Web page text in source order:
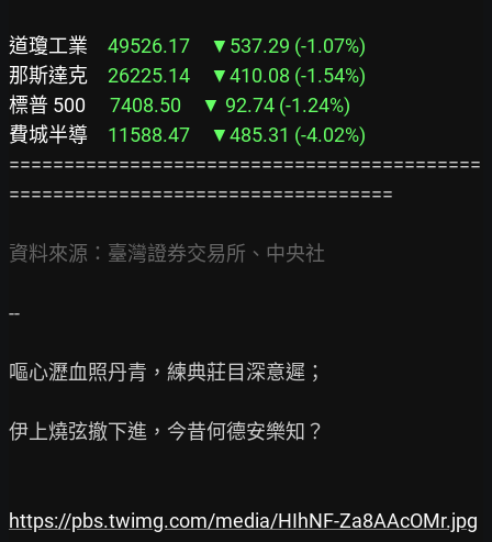
道瓊工業
那斯達克
標普 500
費城半導 11588.47　▼485.31 (-4.02%)
===========================================
===================================
資料來源：臺灣證券交易所、中央社
--
嘔心瀝血照丹青，練典莊目深意遲；
伊上燒弦撤下進，今昔何德安樂知？
https://pbs.twimg.com/media/HIhNF-Za8AAcOMr.jpg